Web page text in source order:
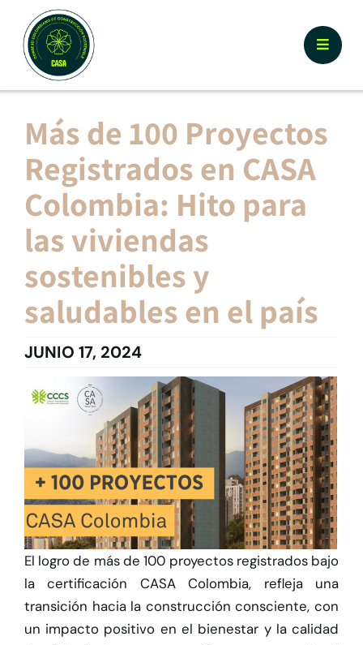
content
Toggle
¿Por qué Certificar CASA?
Documentos y Herramientas
Calculador y Registro
Prototipos
Herramientas
Credenciales
Más de 100 Proyectos
Registrados en CASA
Colombia: Hito para
las viviendas
sostenibles y
saludables en el país
JUNIO 17, 2024
El logro de más de 100 proyectos registrados bajo
la certificación CASA Colombia, refleja una
transición hacia la construcción consciente, con
un impacto positivo en el bienestar y la calidad